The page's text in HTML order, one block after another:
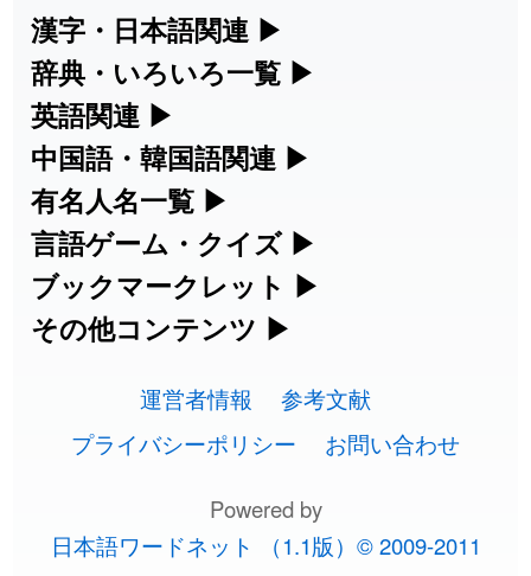
2026-08-06 「 」のイメージを追加しました
2026-08-06 「 胆石」のイメージを追加しました
2026-08-06 「
2026-08-06
2026-08-06 」のイメージを追加しました
2026-08-06 「截 」のイメージを追加しました
2026-08-06 「発売 」のイメージを追加しました
2026-08-06 「大筋」のイメージを追加しました
2026-08-06 「 翌朝」のイメージを追加しました User feedback
」のイメージを追加しました
漢字・日本語関連 ▶
漢字の読み方検索、手書き入力、書き順
練習など、日本語学習に役立つツールを
集めています。
人名漢字辞典 - 読み方検索
手書き漢字入力
漢字の書き方・書き順 書き取り練習
ひらがなの書き方・書き順
カタカナの書き方・書き順
辞典・いろいろ一覧 ▶
部首・画数別の漢字一覧、熟語辞典、地
名・駅名検索など、各種リファレンスツ
ールです。
部首画数別漢字一覧
常用漢字一覧
画数別なまえ漢字一覧
名前イメージイラスト一覧
英語関連 ▶
カタカナ語・略語の意味検索、発音記
号、リスニング練習など英語学習ツール
です。
カタカナ語の意味・発音・類語辞典
英語の発音記号一覧
英単語リスニングテスト
英語の意味・発音の違い
中国語・韓国語関連 ▶
中国語のピンイン変換、韓国語の手書き
入力など、アジア言語学習ツールです。
手書き中国語入力 変換ツール
韓国語手書き入力
外国語翻訳ツール
有名人名一覧 ▶
海外セレブやスポーツ選手の名前の読み
方・発音を確認できます。
海外有名人の苗字・名前一覧と発音
プレミアリーグ選手名一覧
WEリーグ選手名一覧
言語ゲーム・クイズ ▶
四字熟語パズルや漢字クイズなど、楽し
みながら学べるゲームです。
有名人名前読みクイズ（毎日更新）
四字熟語デイリー穴埋めクイズ（毎日
更新）
ブックマークレット ▶
ブラウザに登録して、どのサイトからで
す。
漢字読み方検索ブックマークレット
英語・カタカナ語意味検索ブックマー
その他コンテンツ ▶
その他の便利ツールです。
絵文字の意味と使い方
トレンドワード・イメージギャラリ
運営者情報
参考文献
プライバシーポリシー
お問い合わせ
Powered by
日本語ワードネット （1.1版）© 2009-2011